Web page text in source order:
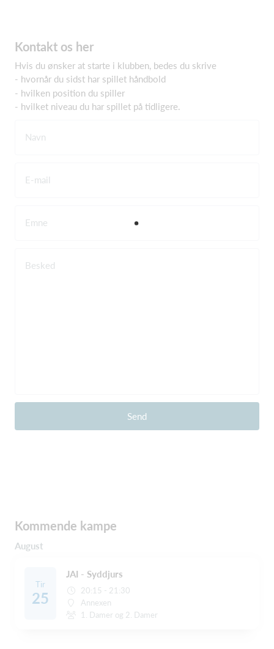
Kontakt os her
Hvis du ønsker at starte i klubben, bedes du skrive
- hvornår du sidst har spillet håndbold
- hvilken position du spiller
- hvilket niveau du har spillet på tidligere.
Navn
E-mail
Emne
Besked
Send
Kommende kampe
August
Tir
25
JAI - Syddjurs
20:15 - 21:30
Annexen
1. Damer og 2. Damer